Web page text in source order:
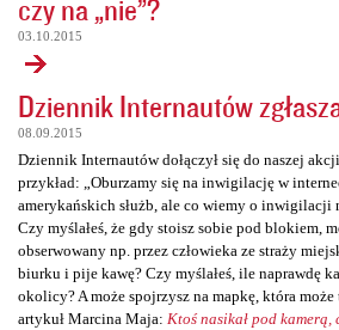
czy na „nie”?
03.10.2015
Dziennik Internautów
08.09.2015
Dziennik Internautów dołączył się do naszej
przykład: „Oburzamy się na inwigilację w
amerykańskich służb, ale co wiemy o inwigilacji
Czy myślałeś, że gdy stoisz sobie pod blokiem,
obserwowany np. przez człowieka ze straży
biurku i pije kawę? Czy myślałeś, ile naprawdę
okolicy? A może spojrzysz na mapkę, która
artykuł Marcina Maja: Ktoś nasikał pod